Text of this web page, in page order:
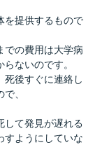
を提供するもので
での費用は大学病
ないのです。
死後すぐに連絡し
、
して発見が遅れる
すようにしていな